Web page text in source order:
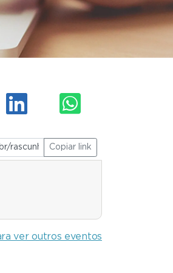
Copiar link
ver outros eventos